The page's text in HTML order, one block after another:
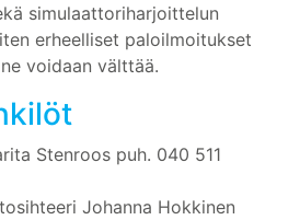
simulaattoriharjoittelun
erheelliset paloilmoitukset
voidaan välttää.
Stenroos puh. 040 511
Johanna Hokkinen